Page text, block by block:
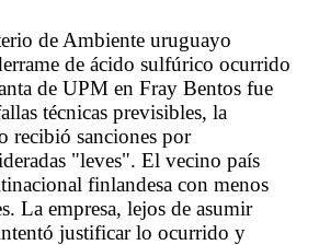
de Ambiente uruguayo
de ácido sulfúrico ocurrido
de UPM en Fray Bentos fue
técnicas previsibles, la
recibió sanciones por
"leves". El vecino país
finlandesa con menos
La empresa, lejos de asumir
justificar lo ocurrido y